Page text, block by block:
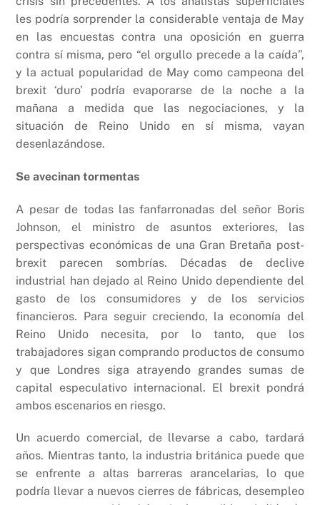
les podría sorprender la considerable ventaja de May
en las encuestas contra una oposición en guerra
contra sí misma, pero “el orgullo precede a la caída”,
y la actual popularidad de May como campeona del
brexit ‘duro’ podría evaporarse de la noche a la
mañana a medida que las negociaciones, y la
situación de Reino Unido en sí misma, vayan
desenlazándose.
Se avecinan tormentas
A pesar de todas las fanfarronadas del señor Boris
Johnson, el ministro de asuntos exteriores, las
perspectivas económicas de una Gran Bretaña post-
brexit parecen sombrías. Décadas de declive
industrial han dejado al Reino Unido dependiente del
gasto de los consumidores y de los servicios
financieros. Para seguir creciendo, la economía del
Reino Unido necesita, por lo tanto, que los
trabajadores sigan comprando productos de consumo
y que Londres siga atrayendo grandes sumas de
capital especulativo internacional. El brexit pondrá
ambos escenarios en riesgo.
Un acuerdo comercial, de llevarse a cabo, tardará
años. Mientras tanto, la industria británica puede que
se enfrente a altas barreras arancelarias, lo que
podría llevar a nuevos cierres de fábricas, desempleo